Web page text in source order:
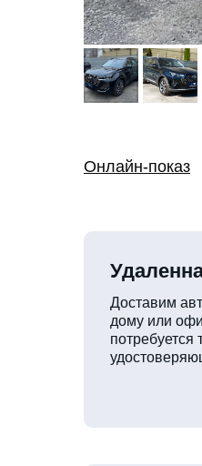
Онлайн-показ
Доставим
дому или
потребуется